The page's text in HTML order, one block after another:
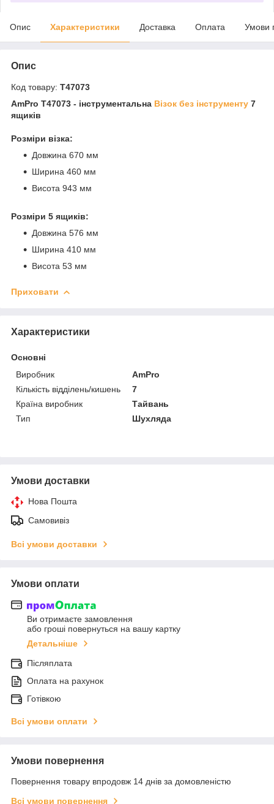
Опис Характеристики Доставка Оплата Умови
Опис
Код товару: T47073
AmPro T47073 - інструментальна Візок без інструменту 7
ящиків
Розміри візка:
Довжина 670 мм
Ширина 460 мм
Висота 943 мм
Розміри 5 ящиків:
Довжина 576 мм
Ширина 410 мм
Висота 53 мм
Приховати
Характеристики
Основні
Виробник
AmPro
Кількість відділень/кишень
7
Країна виробник
Тайвань
Тип
Шухляда
Умови доставки
Нова Пошта
Самовивіз
Всі умови доставки
Умови оплати
Ви отримаєте замовлення
або гроші повернуться на вашу картку
Детальніше
Післяплата
Оплата на рахунок
Готівкою
Всі умови оплати
Умови повернення
Повернення товару впродовж 14 днів за домовленістю
Всі умови повернення